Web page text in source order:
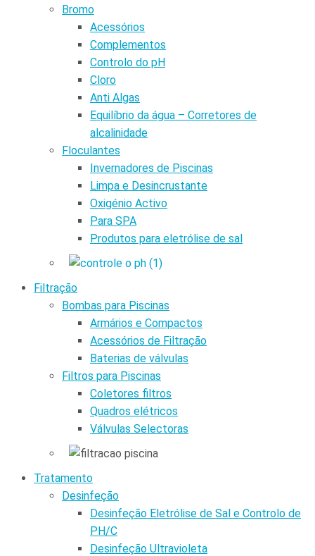
Bromo
Acessórios
Complementos
Controlo do pH
Cloro
Anti Algas
Equilíbrio da água – Corretores de
alcalinidade
Floculantes
Invernadores de Piscinas
Limpa e Desincrustante
Oxigénio Activo
Para SPA
Produtos para eletrólise de sal
Filtração
Bombas para Piscinas
Armários e Compactos
Acessórios de Filtração
Baterias de válvulas
Filtros para Piscinas
Coletores filtros
Quadros elétricos
Válvulas Selectoras
Tratamento
Desinfeção
Desinfeção Eletrólise de Sal e Controlo de
PH/C
Desinfeção Ultravioleta